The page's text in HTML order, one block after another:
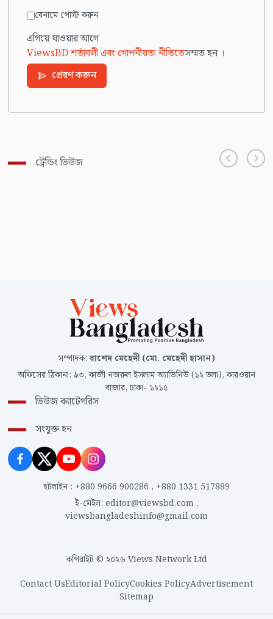
বেনামে পোস্ট করুন
এগিয়ে যাওয়ার আগে
ViewsBD শর্তাবলী এবং গোপনীয়তা নীতিতেসম্মত হন ।
প্রেরণ করুন
ট্রেন্ডিং ভিউজ
সম্পাদক:রাশেদ মেহেদী (মো. মেহেদী হাসান)
অফিসের ঠিকানা: ৯৩, কাজী নজরুল ইসলাম অ্যাভিনিউ (১২ তলা), কারওয়ান
বাজার, ঢাকা- ১২১৫
ভিউজ ক্যাটেগরিস
সংযুক্ত হন
হটলাইন : +880 9666 900286 , +880 1331 517889
ই-মেইল: editor@viewsbd.com,
viewsbangladeshinfo@gmail.com
কপিরাইট © ২০২৬ Views Network Ltd
Contact UsEditorial PolicyCookies PolicyAdvertisement
Sitemap